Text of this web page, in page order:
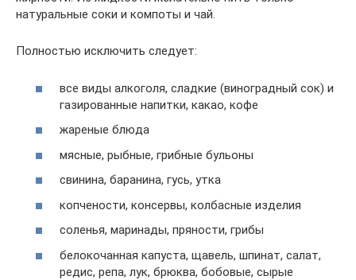
натуральные соки и компоты и чай.
Полностью исключить следует:
все виды алкоголя, сладкие (виноградный сок) и
газированные напитки, какао, кофе
жареные блюда
мясные, рыбные, грибные бульоны
свинина, баранина, гусь, утка
копчености, консервы, колбасные изделия
соленья, маринады, пряности, грибы
белокочанная капуста, щавель, шпинат, салат,
редис, репа, лук, брюква, бобовые, сырые